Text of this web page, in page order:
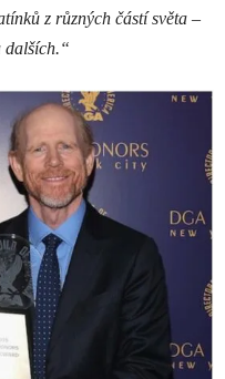
z různých částí světa –
dalších.“